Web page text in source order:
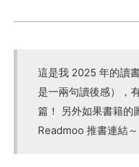
這是我 2025 年的讀
是一兩句讀後感），
篇！ 另外如果書籍的
Readmoo 推書連結～